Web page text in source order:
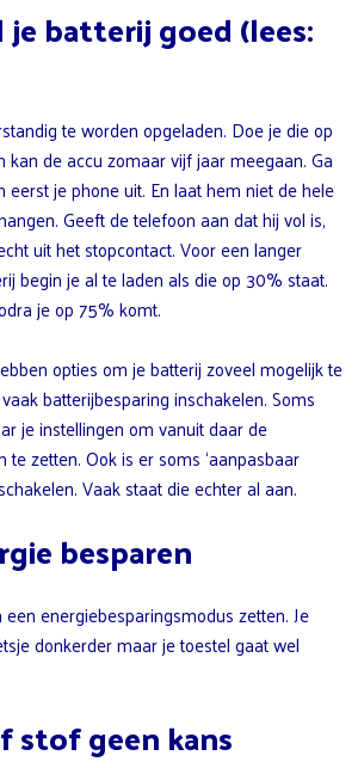
je batterij goed (lees:
te worden opgeladen. Doe je die op
kan de accu zomaar vijf jaar meegaan. Ga
eerst je phone uit. En laat hem niet de hele
Geeft de telefoon aan dat hij vol is,
uit het stopcontact. Voor een langer
begin je al te laden als die op 30% staat.
je op 75% komt.
opties om je batterij zoveel mogelijk te
batterijbesparing inschakelen. Soms
je instellingen om vanuit daar de
te zetten. Ook is er soms ‘aanpasbaar
Vaak staat die echter al aan.
besparen
energiebesparingsmodus zetten. Je
donkerder maar je toestel gaat wel
stof geen kans